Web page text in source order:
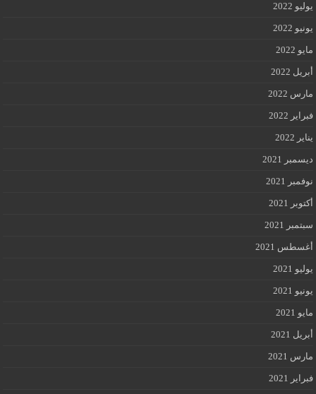
يوليو 2022
يونيو 2022
مايو 2022
أبريل 2022
مارس 2022
فبراير 2022
يناير 2022
ديسمبر 2021
نوفمبر 2021
أكتوبر 2021
سبتمبر 2021
أغسطس 2021
يوليو 2021
يونيو 2021
مايو 2021
أبريل 2021
مارس 2021
فبراير 2021